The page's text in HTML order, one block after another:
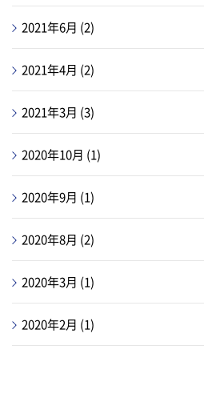
2021年6月 (2)
2021年4月 (2)
2021年3月 (3)
2020年10月 (1)
2020年9月 (1)
2020年8月 (2)
2020年3月 (1)
2020年2月 (1)